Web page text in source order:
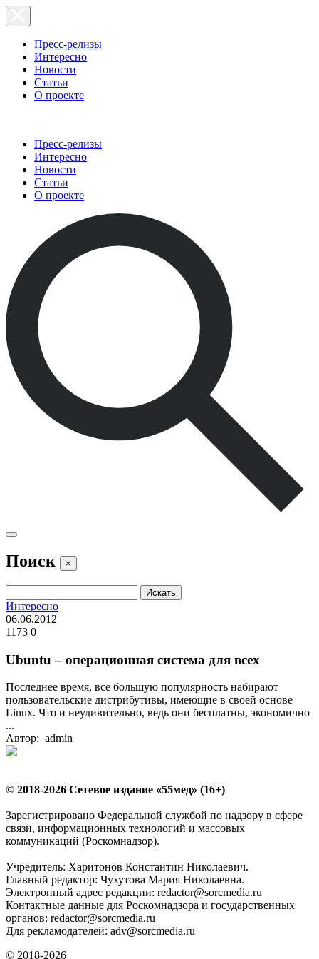
Пресс-релизы
Интересно
Новости
Статьи
О проекте
Пресс-релизы
Интересно
Новости
Статьи
О проекте
Поиск ×
Интересно
06.06.2012
1173 0
Ubuntu – операционная система для всех
Последнее время, все большую популярность набирают
пользовательские дистрибутивы, имеющие в своей основе
Linux. Что и неудивительно, ведь они бесплатны, экономично
...
Автор: admin
© 2018-2026 Сетевое издание «55мед» (16+)
Зарегистрировано Федеральной службой по надзору в сфере
связи, информационных технологий и массовых
коммуникаций (Роскомнадзор).
Учредитель: Харитонов Константин Николаевич.
Главный редактор: Чухутова Мария Николаевна.
Электронный адрес редакции: redactor@sorcmedia.ru
Контактные данные для Роскомнадзора и государственных
органов: redactor@sorcmedia.ru
Для рекламодателей: adv@sorcmedia.ru
© 2018-2026